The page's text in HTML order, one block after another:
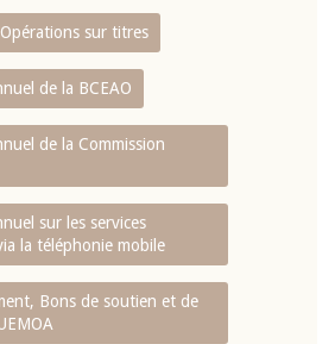
Opérations sur titres
de la BCEAO
de la Commission
sur les services
la téléphonie mobile
Bons de soutien et de